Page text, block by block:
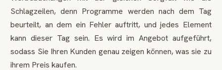
Schlagzeilen, denn Programme werden nach dem Tag
beurteilt, an dem ein Fehler auftritt, und jedes Element
kann dieser Tag sein. Es wird im Angebot aufgeführt,
sodass Sie Ihren Kunden genau zeigen können, was sie zu
ihrem Preis kaufen.